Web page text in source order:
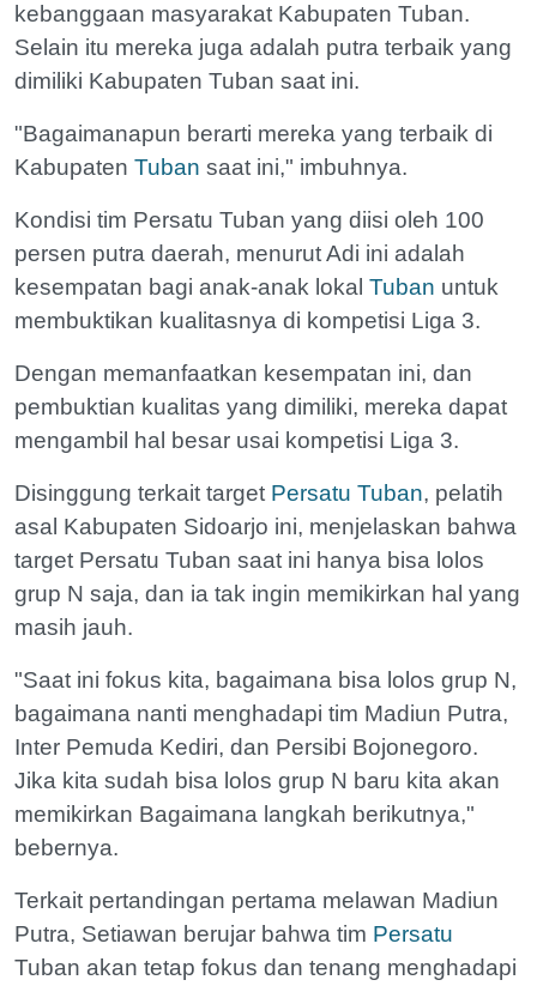
kebanggaan masyarakat Kabupaten Tuban.
Selain itu mereka juga adalah putra terbaik yang
dimiliki Kabupaten Tuban saat ini.
"Bagaimanapun berarti mereka yang terbaik di
Kabupaten Tuban saat ini," imbuhnya.
Kondisi tim Persatu Tuban yang diisi oleh 100
persen putra daerah, menurut Adi ini adalah
kesempatan bagi anak-anak lokal Tuban untuk
membuktikan kualitasnya di kompetisi Liga 3.
Dengan memanfaatkan kesempatan ini, dan
pembuktian kualitas yang dimiliki, mereka dapat
mengambil hal besar usai kompetisi Liga 3.
Disinggung terkait target Persatu Tuban, pelatih
asal Kabupaten Sidoarjo ini, menjelaskan bahwa
target Persatu Tuban saat ini hanya bisa lolos
grup N saja, dan ia tak ingin memikirkan hal yang
masih jauh.
"Saat ini fokus kita, bagaimana bisa lolos grup N,
bagaimana nanti menghadapi tim Madiun Putra,
Inter Pemuda Kediri, dan Persibi Bojonegoro.
Jika kita sudah bisa lolos grup N baru kita akan
memikirkan Bagaimana langkah berikutnya,"
bebernya.
Terkait pertandingan pertama melawan Madiun
Putra, Setiawan berujar bahwa tim Persatu
Tuban akan tetap fokus dan tenang menghadapi